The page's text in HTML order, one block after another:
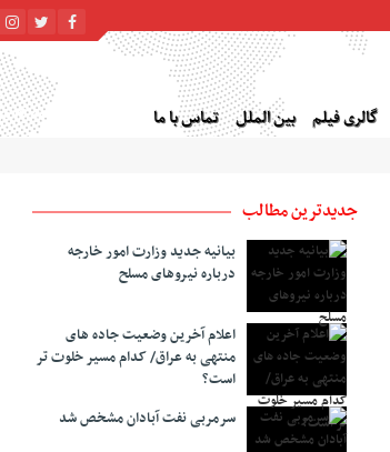
گالری فیلم بین الملل تماس با ما شنبه, ۱۷ مرداد , ۱۴۰۵
جدیدترین مطالب
بیانیه جدید وزارت امور خارجه
درباره نیروهای مسلح
اعلام آخرین وضعیت جاده های
منتهی به عراق/ کدام مسیر خلوت تر
است؟
سرمربی نفت آبادان مشخص شد